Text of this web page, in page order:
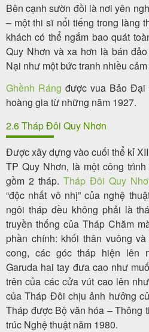
Bên cạnh sườn đồi là nơi yên
– một thi sĩ nổi tiếng trong làng
khách có thể ngắm bao quát
Quy Nhơn và xa hơn là bán
Nại như một bức tranh nhiều
Ghềnh Ráng được vua Bảo Đại
hoàng gia từ những năm 1927.
2.6 Tháp Đôi Quy Nhơn
Được xây dựng vào cuối thể kỉ
TP Quy Nhơn, là một công
gồm 2 tháp. Tháp Đôi Quy
“độc nhất vô nhị” của nghệ
ngôi tháp đều không phải là
truyền thống của Tháp Chăm
phần chính: khối thân vuông
cong, các góc tháp hiện lên
Garuda hai tay đưa cao như
trên của các cửa vút cao lên
của Tháp Đôi chịu ảnh hưởng
Tháp được Bộ văn hóa – Thông
trúc Nghệ thuật năm 1980.